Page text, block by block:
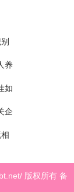
养
如
企
版权所有 备